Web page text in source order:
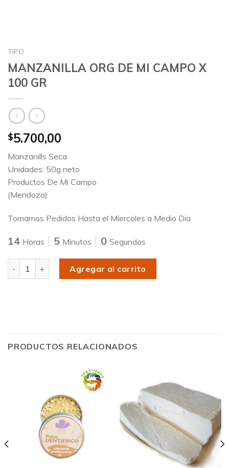
TIPO
MANZANILLA ORG DE MI CAMPO X
100 GR
$5.700,00
Manzanills Seca
Unidades: 50g neto
Productos De Mi Campo
(Mendoza)
Tomamos Pedidos Hasta el Miercoles a Medio Dia
14 Horas 5 Minutos 0 Segundos
Agregar al carrito
PRODUCTOS RELACIONADOS